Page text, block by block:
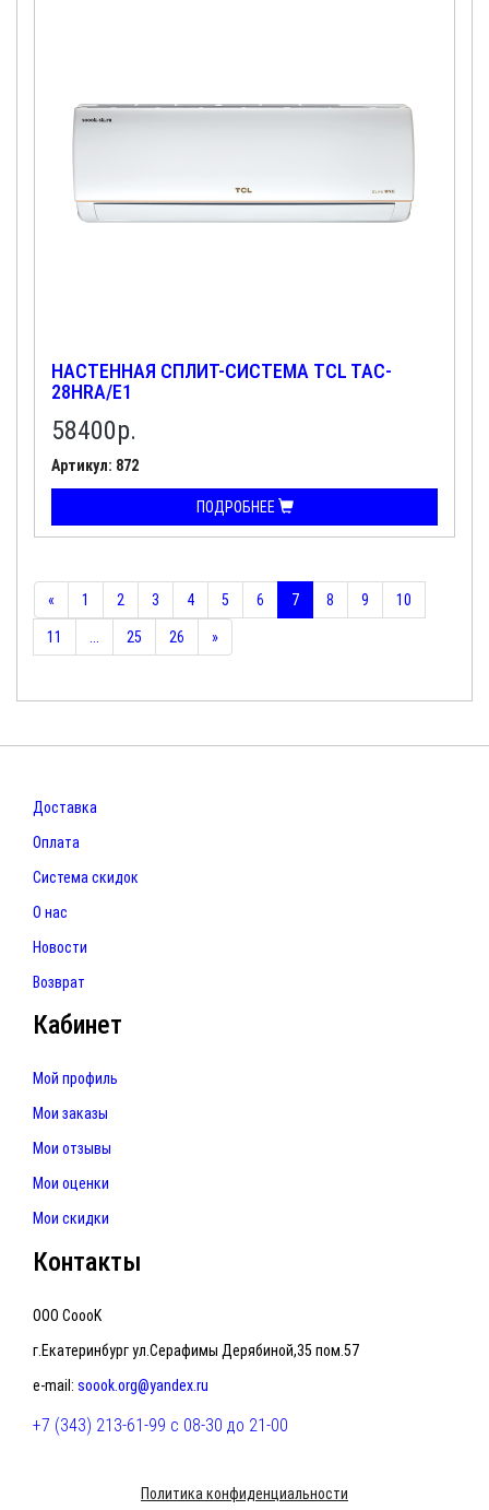
НАСТЕННАЯ СПЛИТ-СИСТЕМА TCL TAC-
28HRA/E1
58400р.
Артикул: 872
ПОДРОБНЕЕ
« 1 2 3 4 5 6 7 8 9 10
11 25 26 »
Доставка
Оплата
Система скидок
О нас
Новости
Возврат
Кабинет
Мой профиль
Мои заказы
Мои отзывы
Мои оценки
Мои скидки
Контакты
ООО CoooK
г.Екатеринбург ул.Серафимы Дерябиной,35 пом.57
e-mail: soook.org@yandex.ru
+7 (343) 213-61-99 с 08-30 до 21-00
Политика конфиденциальности